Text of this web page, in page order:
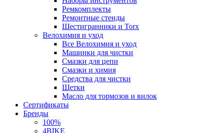
Ремкомплекты
Ремонтные стенды
Шестигранники и Torx
Велохимия и уход
Все Велохимия и уход
Машинки для чистки
Смазки для цепи
Смазки и химия
Средства для чистки
Щетки
Масло для тормозов и вилок
Сертификаты
Бренды
100%
4BIKE